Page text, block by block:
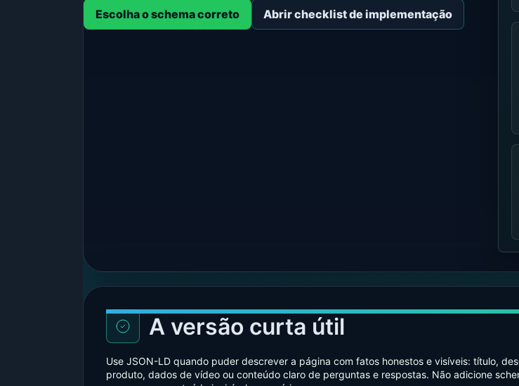
Escolha o schema correto Abrir checklist de implementação
A versão curta útil
Use JSON-LD quando puder descrever a página com fatos honestos e visíveis: título,
produto, dados de vídeo ou conteúdo claro de perguntas e respostas. Não adicione